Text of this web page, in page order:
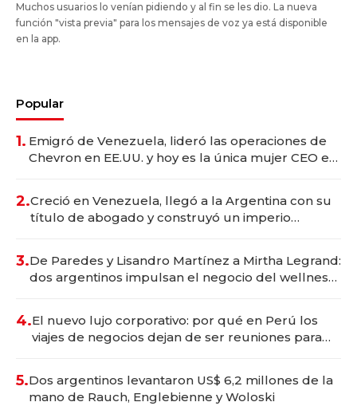
Muchos usuarios lo venían pidiendo y al fin se les dio. La nueva
función "vista previa" para los mensajes de voz ya está disponible
en la app.
Popular
1. Emigró de Venezuela, lideró las operaciones de
Chevron en EE.UU. y hoy es la única mujer CEO en
2.Creció en Venezuela, llegó a la Argentina con su
título de abogado y construyó un imperio
3.De Paredes y Lisandro Martínez a Mirtha Legrand:
dos argentinos impulsan el negocio del wellness
4.El nuevo lujo corporativo: por qué en Perú los
viajes de negocios dejan de ser reuniones para
5.Dos argentinos levantaron US$ 6,2 millones de la
mano de Rauch, Englebienne y Woloski